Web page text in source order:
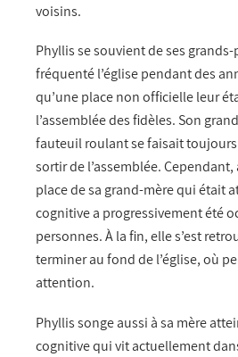
voisins.
Phyllis se souvient de ses
fréquenté l’église pendant des
qu’une place non officielle leur
l’assemblée des fidèles. Son
fauteuil roulant se faisait
sortir de l’assemblée. Cependant,
place de sa grand-mère qui était
cognitive a progressivement été
personnes. À la fin, elle s’est
terminer au fond de l’église, où
attention.
Phyllis songe aussi à sa mère
cognitive qui vit actuellement